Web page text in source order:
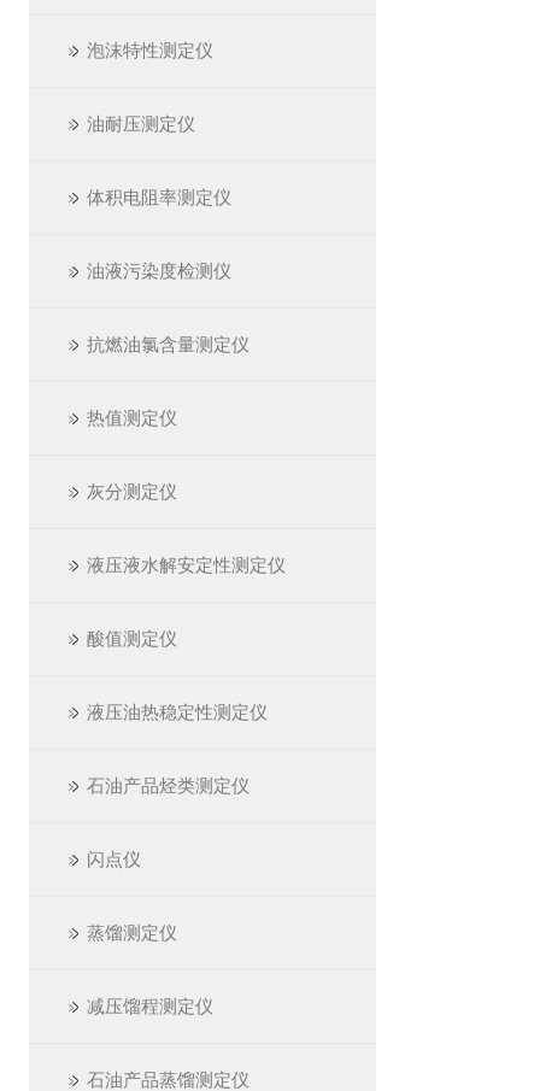
泡沫特性测定仪
油耐压测定仪
体积电阻率测定仪
油液污染度检测仪
抗燃油氯含量测定仪
热值测定仪
灰分测定仪
液压液水解安定性测定仪
酸值测定仪
液压油热稳定性测定仪
石油产品烃类测定仪
闪点仪
蒸馏测定仪
减压馏程测定仪
石油产品蒸馏测定仪